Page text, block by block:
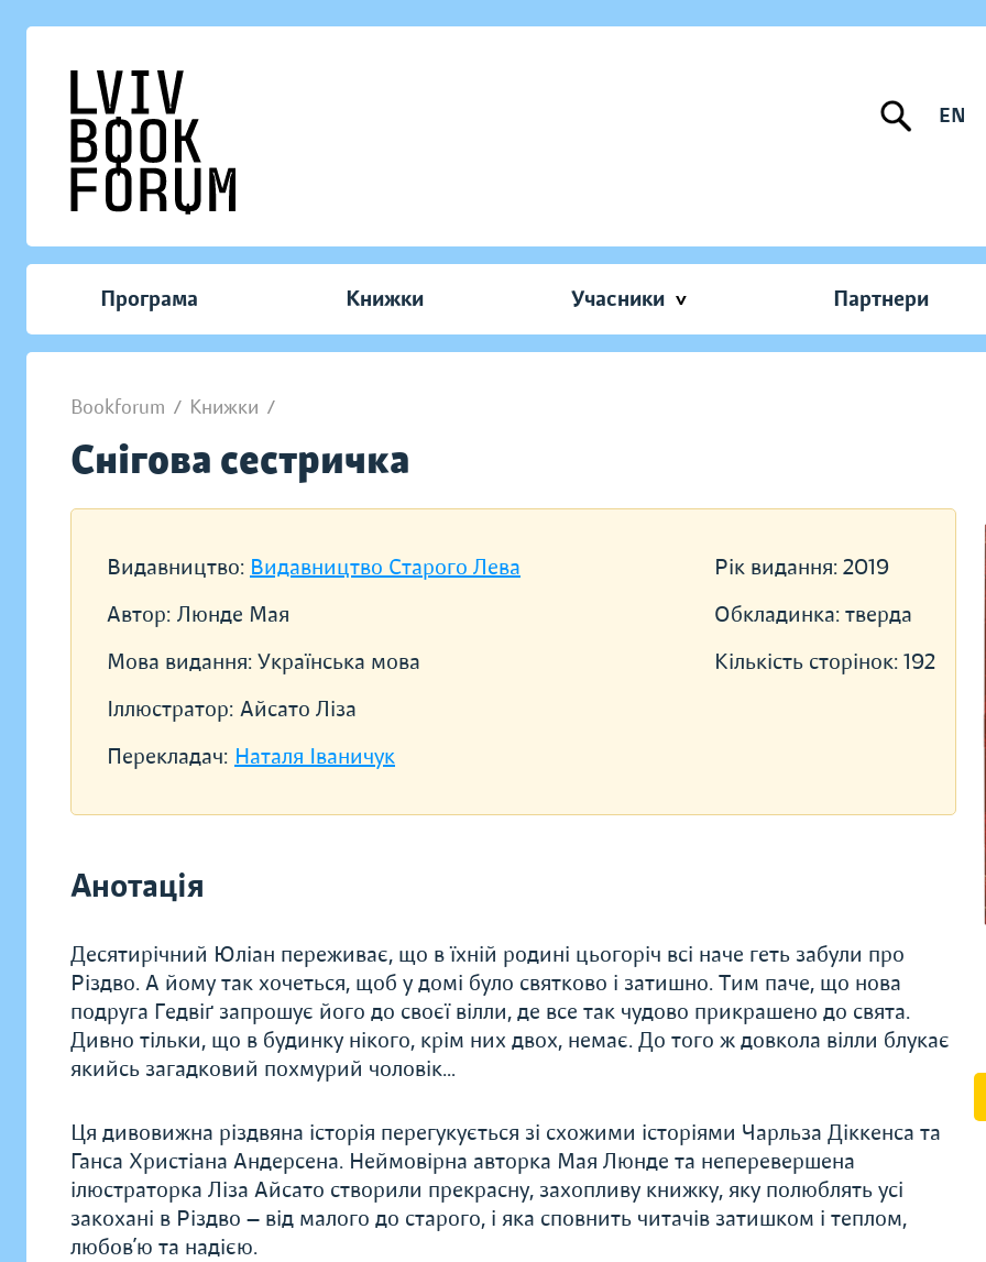
EN
Програма Книжки Учасники Партнери
Bookforum / Книжки /
Снігова сестричка
Видавництво: Видавництво Старого Лева
Автор: Люнде Мая
Мова видання: Українська мова
Іллюстратор: Айсато Лiза
Перекладач: Наталя Іваничук
Рік видання: 2019
Обкладинка: тверда
Кількість сторінок: 192
Анотація
Десятирічний Юліан переживає, що в їхній родині цьогоріч всі наче геть забули про
Різдво. А йому так хочеться, щоб у домі було святково і затишно. Тим паче, що нова
подруга Гедвіґ запрошує його до своєї вілли, де все так чудово прикрашено до свята.
Дивно тільки, що в будинку нікого, крім них двох, немає. До того ж довкола вілли блукає
якийсь загадковий похмурий чоловік…
Ця дивовижна різдвяна історія перегукується зі схожими історіями Чарльза Діккенса та
Ганса Христіана Андерсена. Неймовірна авторка Мая Люнде та неперевершена
ілюстраторка Ліза Айсато створили прекрасну, захопливу книжку, яку полюблять усі
закохані в Різдво — від малого до старого, і яка сповнить читачів затишком і теплом,
любов’ю та надією.